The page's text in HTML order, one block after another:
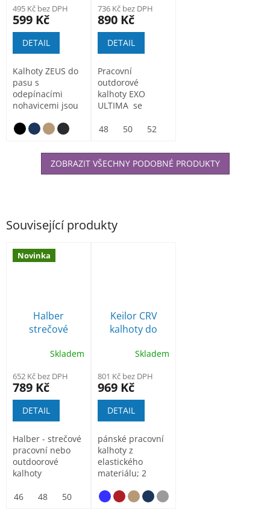
Související produkty
Novinka
Halber
strečové
outdoorové
Skladem
652 Kč bez DPH
789 Kč
DETAIL
Halber - strečové
pracovní nebo
outdoorové
kalhoty
46 48 50 56 58 60
Keilor CRV
kalhoty do
Skladem
801 Kč bez DPH
969 Kč
DETAIL
pánské pracovní
kalhoty z
elastického
materiálu; 2
2 vložitelné...
495 Kč bez DPH
599 Kč
DETAIL
Kalhoty ZEUS do
pasu s
odepínacími
nohavicemi jsou
tkaniny RIP-
736 Kč bez DPH
890 Kč
DETAIL
Pracovní
outdorové
kalhoty EXO
ULTIMA se
moderním,
atraktivním...
48 50 52
ZOBRAZIT VŠECHNY PODOBNÉ PRODUKTY